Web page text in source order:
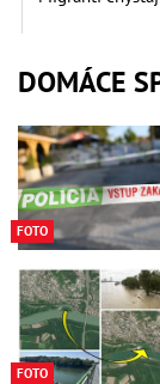
DOMÁCE
FOTO
FOTO